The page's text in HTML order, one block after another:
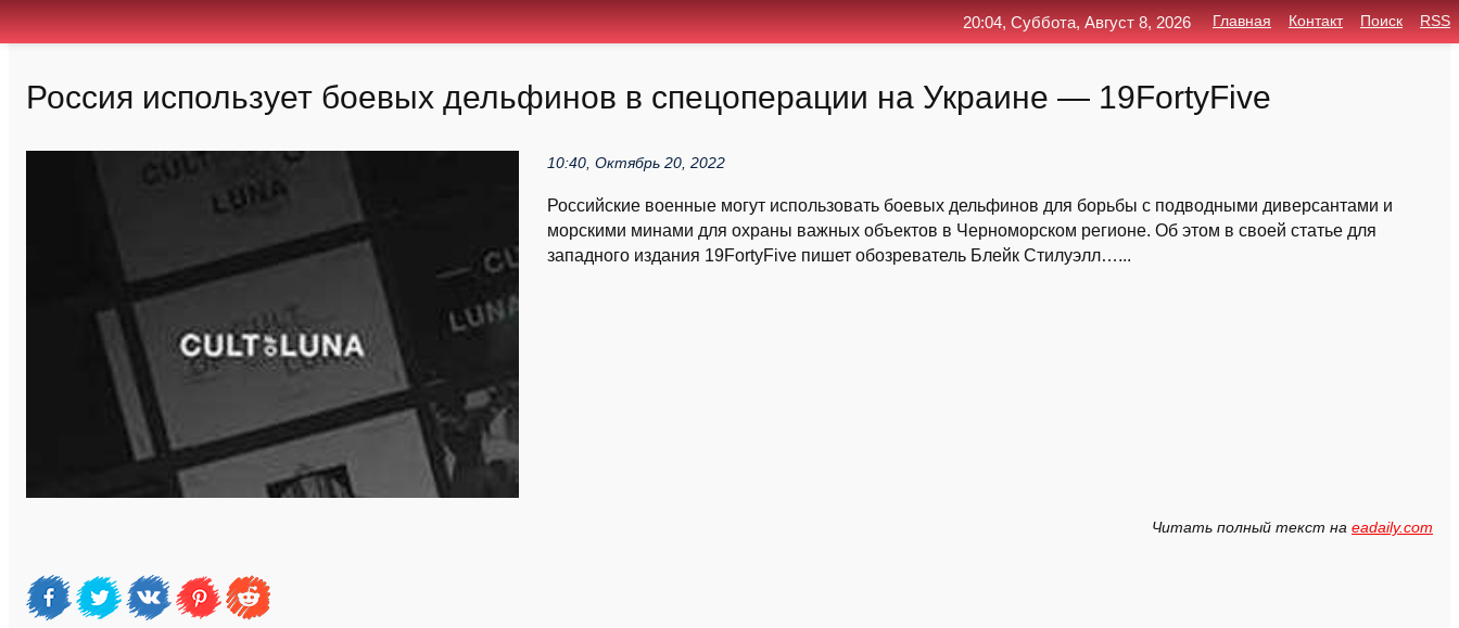
Россия использует боевых дельфинов в спецоперации на Украине — 19FortyFive
10:40, Октябрь 20, 2022
Российские военные могут использовать боевых дельфинов для борьбы с подводными диверсантами и
морскими минами для охраны важных объектов в Черноморском регионе. Об этом в своей статье для
западного издания 19FortyFive пишет обозреватель Блейк Стилуэлл…...
Читать полный текст на eadaily.com
20:04, Суббота, Август 8, 2026 Главная Контакт Поиск RSS